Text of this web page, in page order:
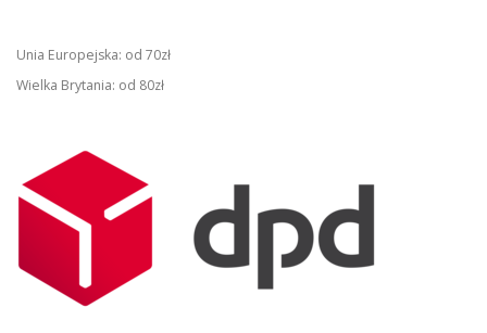
Unia Europejska: od 70zł
Wielka Brytania: od 80zł